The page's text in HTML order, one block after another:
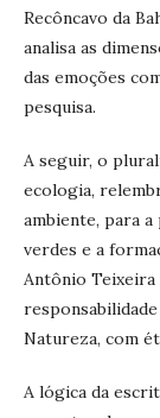
Recôncavo da
analisa as
das emoções
pesquisa.
A seguir, o
ecologia,
ambiente, para a
verdes e a
Antônio
Natureza, com
A lógica da